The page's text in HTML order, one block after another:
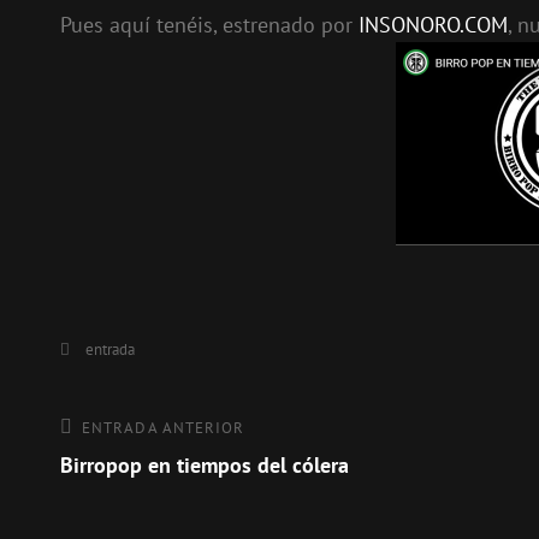
Pues aquí tenéis, estrenado por INSONORO.COM,
Categorías
entrada
Navegación
de
Entrada
anterior
ENTRADA ANTERIOR
Birropop en tiempos del cólera